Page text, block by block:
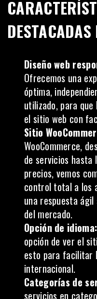
Diseño web
Ofrecemos una
óptima,
utilizado, para
el sitio web con
Sitio
WooCommerce,
de servicios hasta
precios, vemos
control total a los
una respuesta
del mercado.
Opción de idioma:
opción de ver el
esto para facilitar
internacional.
Categorías de
servicios en